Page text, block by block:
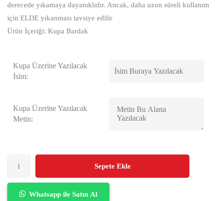
derecede yıkamaya dayanıklıdır. Ancak, daha uzun süreli kullanım
için ELDE yıkanması tavsiye edilir
Ürün İçeriği: Kupa Bardak
Kupa Üzerine Yazılacak
İsim:
Kupa Üzerine Yazılacak
Metin:
Sepete Ekle
Whatsapp ile Satın Al